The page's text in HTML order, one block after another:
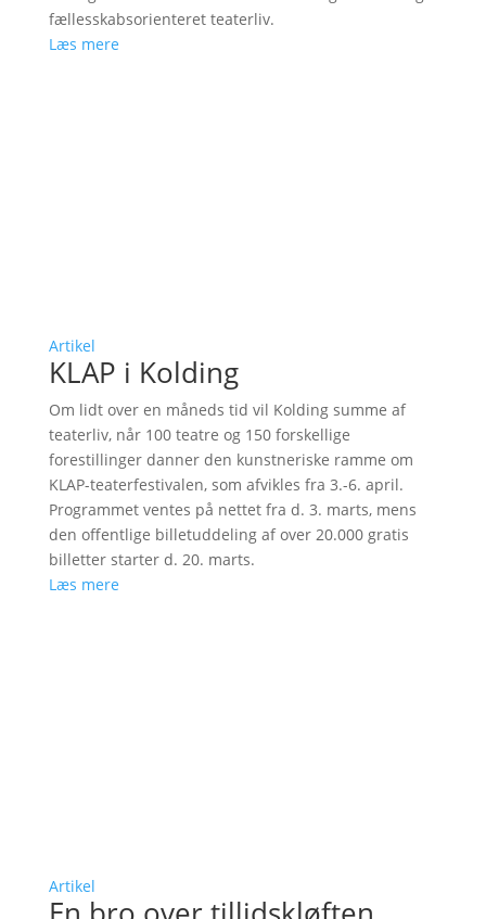
fællesskabsorienteret teaterliv.
Læs mere
Artikel
KLAP i Kolding
Om lidt over en måneds tid vil Kolding summe af
teaterliv, når 100 teatre og 150 forskellige
forestillinger danner den kunstneriske ramme om
KLAP-teaterfestivalen, som afvikles fra 3.-6. april.
Programmet ventes på nettet fra d. 3. marts, mens
den offentlige billetuddeling af over 20.000 gratis
billetter starter d. 20. marts.
Læs mere
Artikel